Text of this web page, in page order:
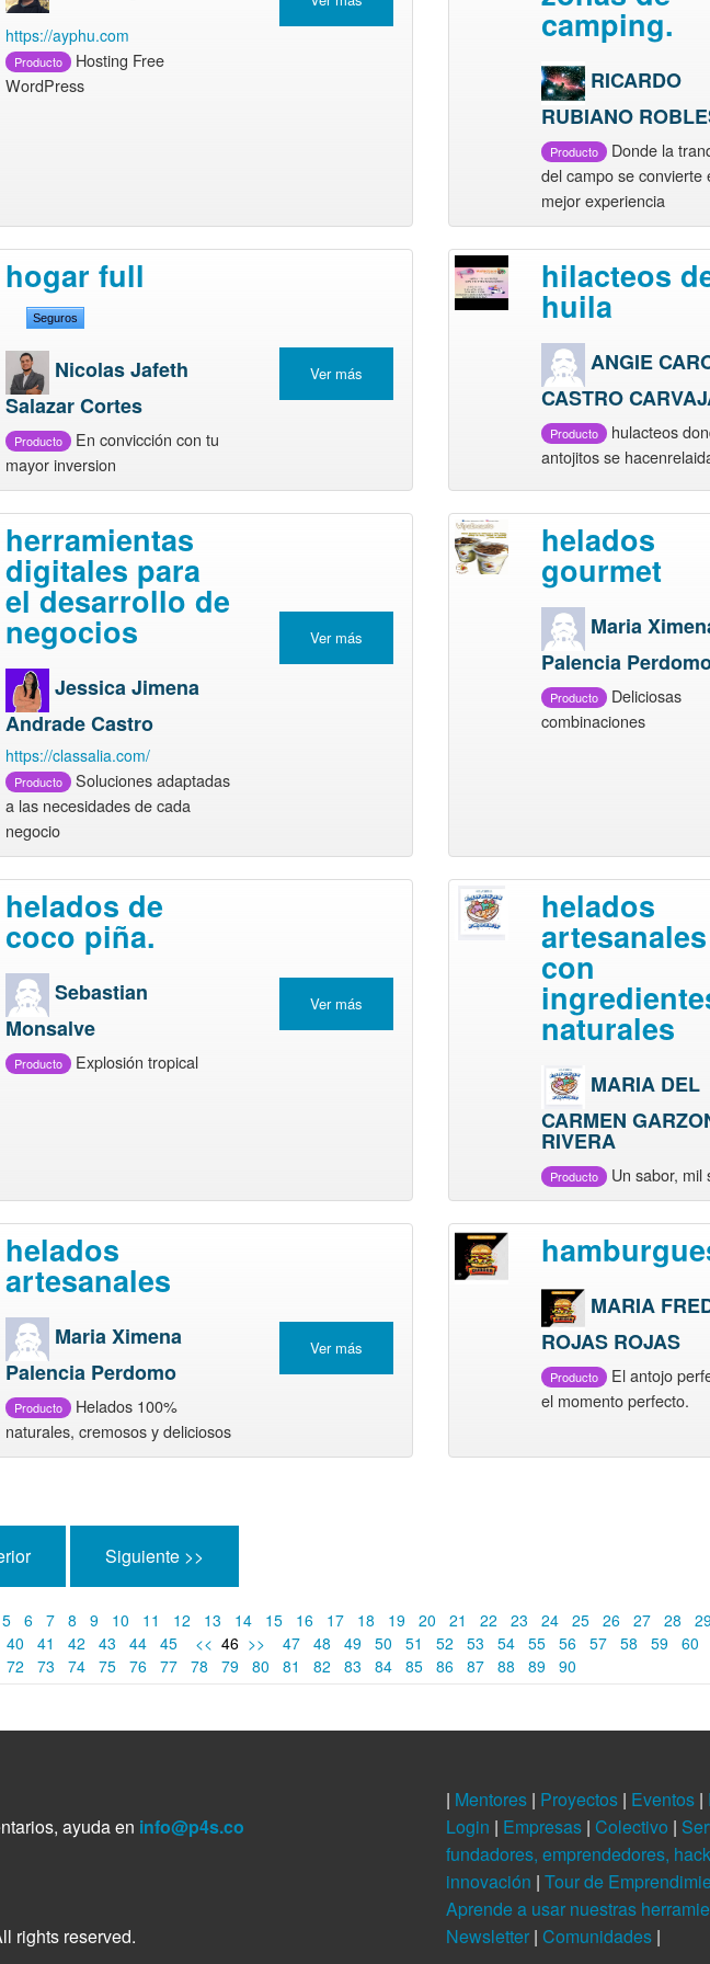
https://ayphu.com
Producto
Hosting Free
WordPress
camping.
RICARDO
RUBIANO
Producto
Donde la
del campo se convierte
mejor experiencia
hogar full
Seguros
Nicolas Jafeth
Salazar Cortes
Producto
En convicción con tu
mayor inversion
Ver más
hilacteos
huila
ANGIE
CASTRO
Producto
hulacteos
antojitos se
herramientas
digitales para
el desarrollo de
negocios
Jessica Jimena
Andrade Castro
https://classalia.com/
Producto
Soluciones adaptadas
a las necesidades de cada
negocio
Ver más
helados
gourmet
Maria
Palencia
Producto
Deliciosas
combinaciones
helados de
coco piña.
Sebastian
Monsalve
Producto Explosión tropical
Ver más
helados
artesanales
con
naturales
MARIA DEL
CARMEN
RIVERA
Producto Un sabor, mil
helados
artesanales
Maria Ximena
Palencia Perdomo
Producto
Helados 100%
naturales, cremosos y deliciosos
Ver más
MARIA
ROJAS ROJAS
Producto
El antojo
el momento perfecto.
Siguiente >>
5 6 7 8 9 10 11 12 13 14 15 16 17 18 19 20 21 22 23 24 25 26 27 28
40 41 42 43 44 45 << 46 >> 47 48 49 50 51 52 53 54 55 56 57 58 59 60
72 73 74 75 76 77 78 79 80 81 82 83 84 85 86 87 88 89 90
ayuda en info@p4s.co
rights reserved.
| Mentores | Proyectos | Eventos |
Login | Empresas | Colectivo |
fundadores, emprendedores,
innovación | Tour de
Aprende a usar nuestras
Newsletter | Comunidades |